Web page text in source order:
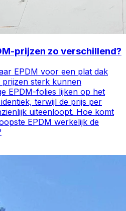
prijzen zo verschillend?
EPDM voor een plat dak
prijzen sterk kunnen
EPDM-folies lijken op het
terwijl de prijs per
uiteenloopt. Hoe komt
EPDM werkelijk de